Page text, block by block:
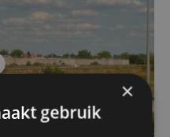
×
gebruik